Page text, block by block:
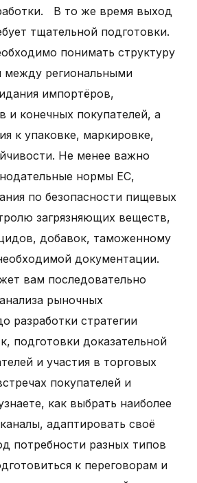
В то же время выход
тщательной подготовки.
понимать структуру
между региональными
импортёров,
и конечных покупателей, а
к упаковке, маркировке,
Не менее важно
нормы ЕС,
по безопасности пищевых
загрязняющих веществ,
добавок, таможенному
документации.
вам последовательно
рыночных
разработки стратегии
подготовки доказательной
и участия в торговых
покупателей и
как выбрать наиболее
адаптировать своё
потребности разных типов
к переговорам и